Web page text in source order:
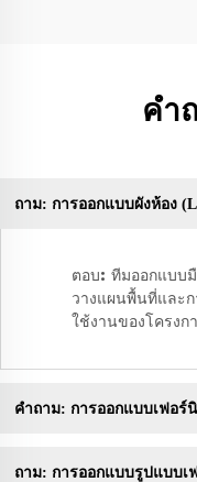
คำ
ถาม: การออกแบบผังห้อง
ตอบ: ทีมออกแบบ
วางแผนพื้นที่และ
ใช้งานของโครง
คำถาม: การออกแบบเฟอร์
ถาม: การออกแบบรูปแบบเ